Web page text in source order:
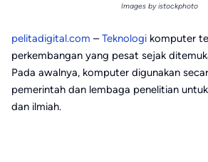
Images by istockphoto
pelitadigital.com –Teknologi komputer
perkembangan yang pesat sejak
Pada awalnya, komputer digunakan
pemerintah dan lembaga penelitian
dan ilmiah.